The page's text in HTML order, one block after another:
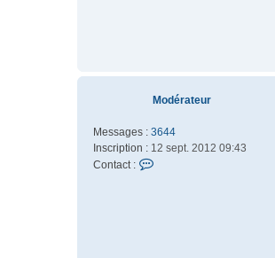
t
e
M
a
Modérateur
Messages : 3644
Inscription : 12 sept. 2012 09:43
Contact :